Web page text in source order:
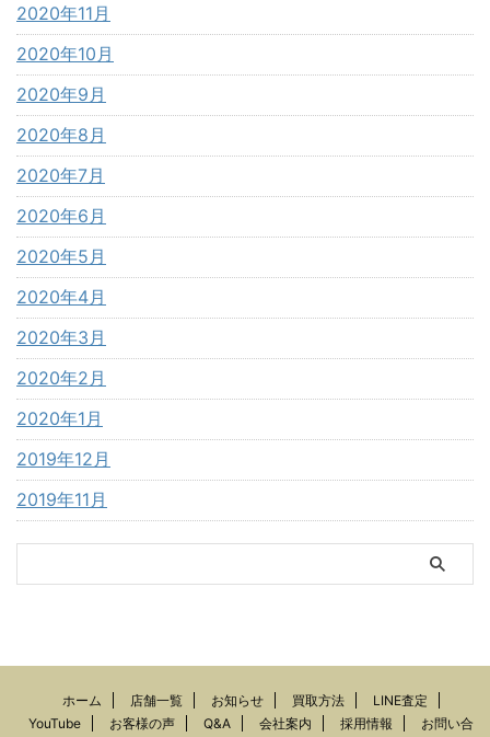
2020年11月
2020年10月
2020年9月
2020年8月
2020年7月
2020年6月
2020年5月
2020年4月
2020年3月
2020年2月
2020年1月
2019年12月
2019年11月
ホーム 店舗一覧 お知らせ 買取方法
LINE査定
YouTube
お客様の声 Q&A 会社案内 採用情報 お問い合